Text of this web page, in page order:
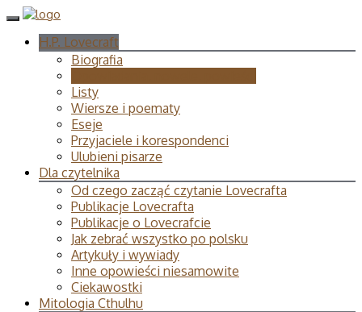
H.P. Lovecraft
Biografia
Listy
Wiersze i poematy
Eseje
Przyjaciele i korespondenci
Ulubieni pisarze
Dla czytelnika
Od czego zacząć czytanie Lovecrafta
Publikacje Lovecrafta
Publikacje o Lovecrafcie
Jak zebrać wszystko po polsku
Artykuły i wywiady
Inne opowieści niesamowite
Ciekawostki
Mitologia Cthulhu